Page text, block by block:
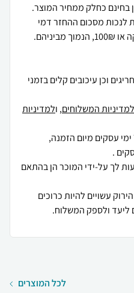
בחינם כחלק ממחיר המוצר.
לנכות מסכום ההחזר דמי
וכן עיכובים קלים בזמני
למדיניות המשלוחים, ולמדיניות
לך על-ידי המוכר הן בהתאם
עשויים להיות כרוכים
ולספק המשלוח.
לכל המוצרים